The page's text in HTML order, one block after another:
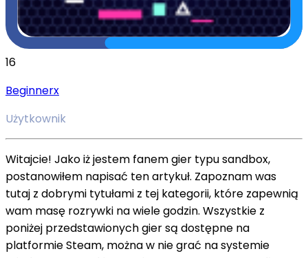
16
Beginnerx
Użytkownik
Witajcie! Jako iż jestem fanem gier typu sandbox,
postanowiłem napisać ten artykuł. Zapoznam was
tutaj z dobrymi tytułami z tej kategorii, które zapewnią
wam masę rozrywki na wiele godzin. Wszystkie z
poniżej przedstawionych gier są dostępne na
platformie Steam, można w nie grać na systemie